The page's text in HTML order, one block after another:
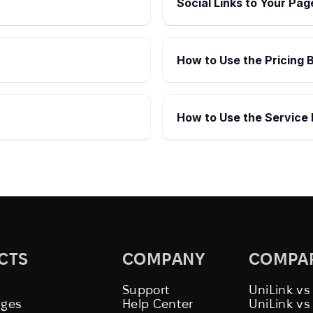
Social Links to Your
How to Use the Pricing
How to Use the Service
COMPANY
Support
Help Center
UniLink
UniLink